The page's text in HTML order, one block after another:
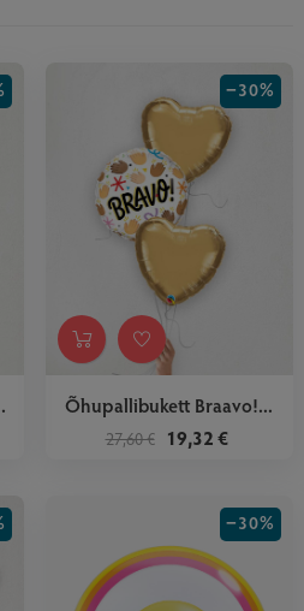
Õhupallibukett Braavo!...
27,60 €
−30%
19,32 €
−30%